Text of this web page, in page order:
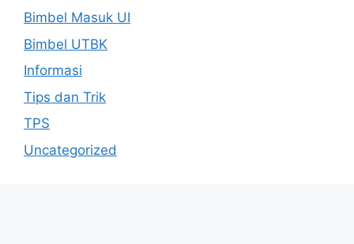
Bimbel Masuk UI
Bimbel UTBK
Informasi
Tips dan Trik
TPS
Uncategorized